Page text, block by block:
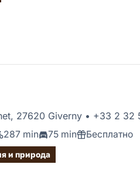
27620 Giverny • +33 2 32
287 min 75 min Бесплатно
и природа